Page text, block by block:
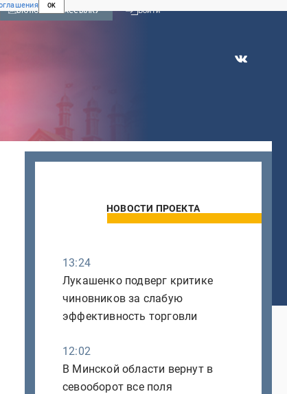
OK
ВКЛЮЧИТЬ РАССЫЛКУ Войти
НОВОСТИ ПРОЕКТА
13:24
Лукашенко подверг критике
чиновников за слабую
эффективность торговли
12:02
В Минской области вернут в
севооборот все поля